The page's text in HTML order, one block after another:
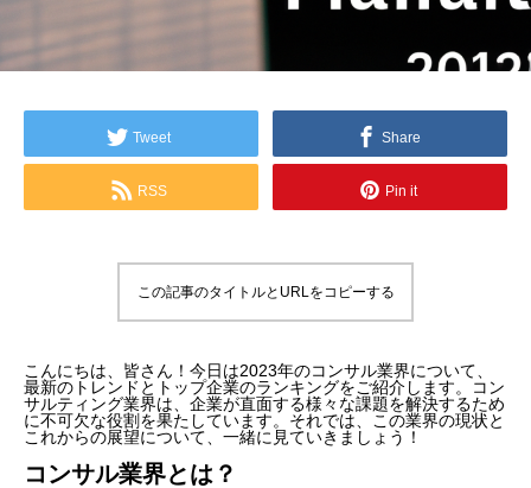
Tweet Share
RSS Pin it
この記事のタイトルとURLをコピーする
こんにちは、皆さん！今日は2023年のコンサル業界について、
最新のトレンドとトップ企業のランキングをご紹介します。コン
サルティング業界は、企業が直面する様々な課題を解決するため
に不可欠な役割を果たしています。それでは、この業界の現状と
これからの展望について、一緒に見ていきましょう！
コンサル業界とは？